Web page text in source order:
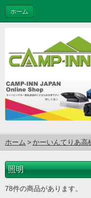
ホーム
ホーム かーいんてりあ高
照明
78件の商品があります。